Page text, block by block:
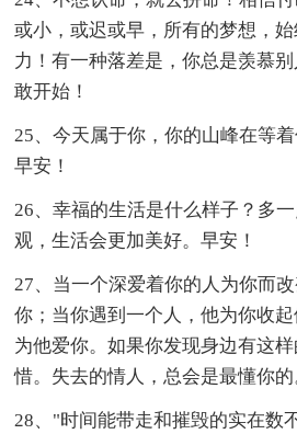
或小，或迟或早，所有的梦想，
力！有一种落差是，你总是羡慕
敢开始！
25、今天属于你，你的山峰在等着
早安！
26、幸福的生活是什么样子？多
观，生活会更加美好。早安！
27、当一个深爱着你的人为你而
你；当你遇到一个人，他为你收
为他爱你。如果你发现身边有这
惜。失去的情人，总会是最懂你的
28、"时间能带走和摧毁的实在数